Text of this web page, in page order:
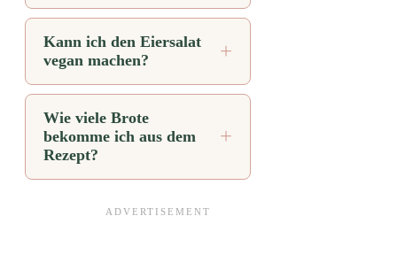
Kann ich den Eiersalat
vegan machen?
Wie viele Brote
bekomme ich aus dem
Rezept?